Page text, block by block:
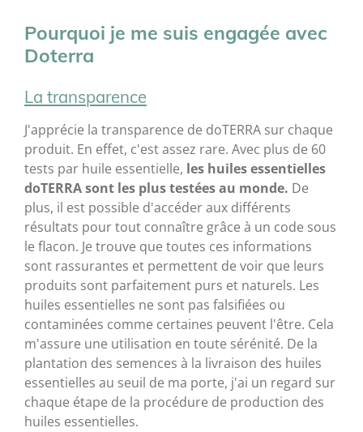
Pourquoi je me suis engagée avec
Doterra
La transparence
J'apprécie la transparence de doTERRA sur chaque
produit. En effet, c'est assez rare. Avec plus de 60
tests par huile essentielle, les huiles essentielles
doTERRA sont les plus testées au monde. De
plus, il est possible d'accéder aux différents
résultats pour tout connaître grâce à un code sous
le flacon. Je trouve que toutes ces informations
sont rassurantes et permettent de voir que leurs
produits sont parfaitement purs et naturels. Les
huiles essentielles ne sont pas falsifiées ou
contaminées comme certaines peuvent l'être. Cela
m'assure une utilisation en toute sérénité. De la
plantation des semences à la livraison des huiles
essentielles au seuil de ma porte, j'ai un regard sur
chaque étape de la procédure de production des
huiles essentielles.